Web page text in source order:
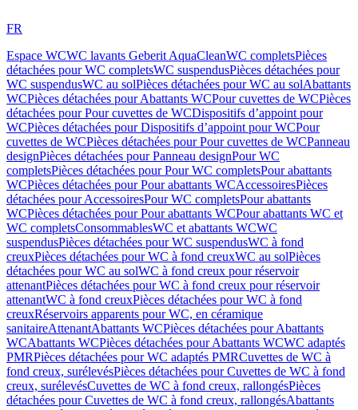
FR
Espace WCWC lavants Geberit AquaCleanWC completsPièces
détachées pour WC completsWC suspendusPièces détachées pour
WC suspendusWC au solPièces détachées pour WC au solAbattants
WCPièces détachées pour Abattants WCPour cuvettes de WCPièces
détachées pour Pour cuvettes de WCDispositifs d’appoint pour
WCPièces détachées pour Dispositifs d’appoint pour WCPour
cuvettes de WCPièces détachées pour Pour cuvettes de WCPanneau
designPièces détachées pour Panneau designPour WC
completsPièces détachées pour Pour WC completsPour abattants
WCPièces détachées pour Pour abattants WCAccessoiresPièces
détachées pour AccessoiresPour WC completsPour abattants
WCPièces détachées pour Pour abattants WCPour abattants WC et
WC completsConsommablesWC et abattants WCWC
suspendusPièces détachées pour WC suspendusWC à fond
creuxPièces détachées pour WC à fond creuxWC au solPièces
détachées pour WC au solWC à fond creux pour réservoir
attenantPièces détachées pour WC à fond creux pour réservoir
attenantWC à fond creuxPièces détachées pour WC à fond
creuxRéservoirs apparents pour WC, en céramique
sanitaireAttenantAbattants WCPièces détachées pour Abattants
WCAbattants WCPièces détachées pour Abattants WCWC adaptés
PMRPièces détachées pour WC adaptés PMRCuvettes de WC à
fond creux, surélevésPièces détachées pour Cuvettes de WC à fond
creux, surélevésCuvettes de WC à fond creux, rallongésPièces
détachées pour Cuvettes de WC à fond creux, rallongésAbattants